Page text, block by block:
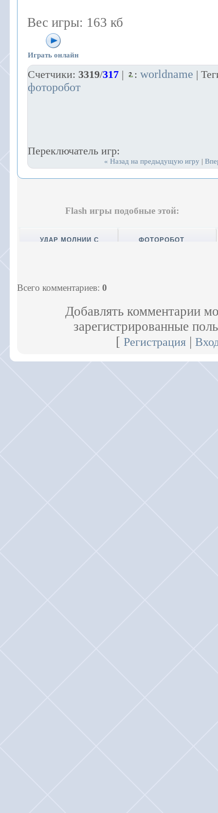
Вес игры: 163 кб
Играть онлайн
Счетчики: 3319/317 | : worldname |
фоторобот
Переключатель игр:
« Назад на предыдущую игру
Flash игры подобные этой:
УДАР МОЛНИИ С
ФОТОРОБОТ
Всего комментариев: 0
Добавлять комментарии
зарегистрированные
[Регистрация |